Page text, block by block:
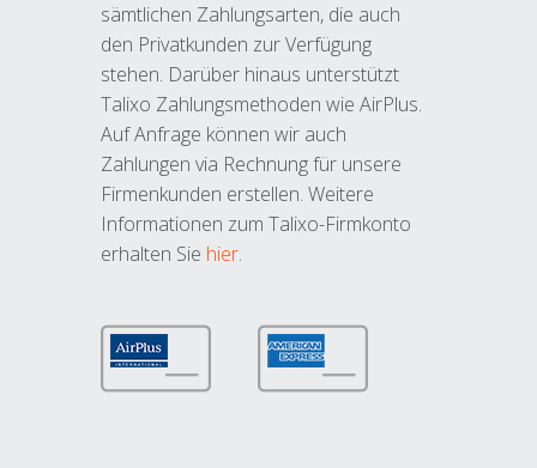
sämtlichen Zahlungsarten, die auch
den Privatkunden zur Verfügung
stehen. Darüber hinaus unterstützt
Talixo Zahlungsmethoden wie AirPlus.
Auf Anfrage können wir auch
Zahlungen via Rechnung für unsere
Firmenkunden erstellen. Weitere
Informationen zum Talixo-Firmkonto
erhalten Sie hier.